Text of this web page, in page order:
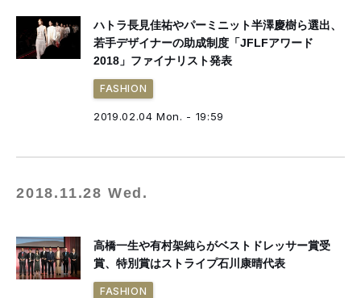
ハトラ長見佳祐やパーミニット半澤慶樹ら選出、
若手デザイナーの助成制度「JFLFアワード
2018」ファイナリスト発表
FASHION
2019.02.04 Mon. - 19:59
2018.11.28 Wed.
高橋一生や有村架純らがベストドレッサー賞受
賞、特別賞はストライプ石川康晴代表
FASHION